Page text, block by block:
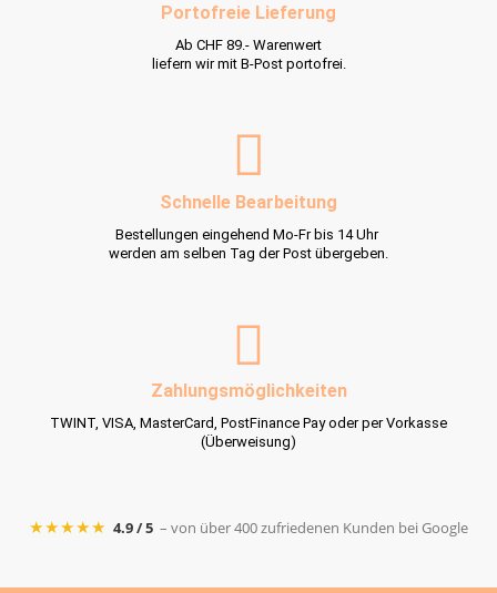
Portofreie Lieferung
Ab CHF 89.- Warenwert
liefern wir mit B-Post portofrei.
Schnelle Bearbeitung
Bestellungen eingehend Mo-Fr bis 14 Uhr
werden am selben Tag der Post übergeben.
Zahlungsmöglichkeiten
TWINT, VISA, MasterCard, PostFinance Pay oder per Vorkasse
(Überweisung)
★★★★★ 4.9 / 5 – von über 400 zufriedenen Kunden bei Google